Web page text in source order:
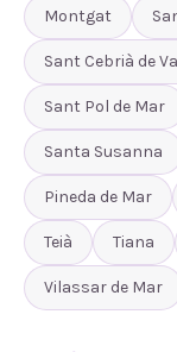
Montgat
Sant Cebrià de
Sant Pol de Mar
Santa Susanna
Pineda de Mar
Teià Tiana
Vilassar de Mar